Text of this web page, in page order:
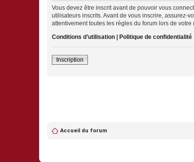
Vous devez être inscrit avant de pouvoir vous
utilisateurs inscrits. Avant de vous inscrire, assurez-
attentivement toutes les règles du forum lors de votre
Conditions d’utilisation | Politique de confidentialité
Inscription
Accueil du forum